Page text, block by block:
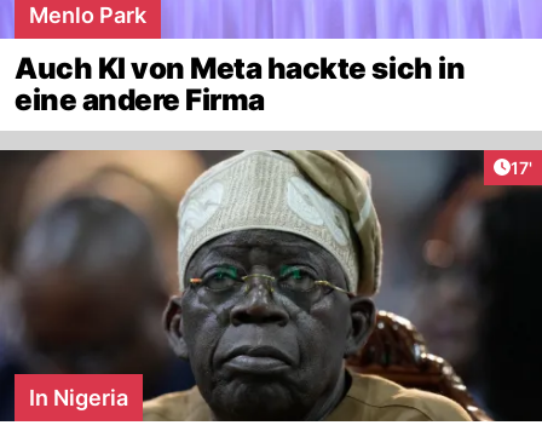
Menlo Park
Auch KI von Meta hackte sich in
eine andere Firma
17'
In Nigeria